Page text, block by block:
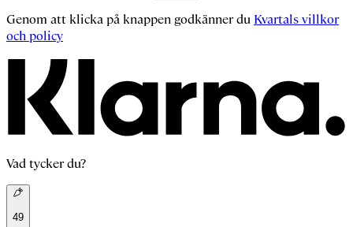
Genom att klicka på knappen godkänner du Kvartals villkor
och policy
Vad tycker du?
49